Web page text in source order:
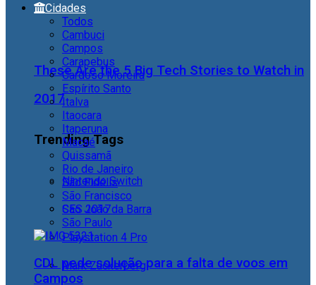
These Are the 5 Big Tech Stories to Watch in
2017
Trending Tags
Nintendo Switch
CES 2017
Playstation 4 Pro
Mark Zuckerberg
Cidades
Todos
Cambuci
Campos
Carapebus
Cardoso Moreira
Espírito Santo
Italva
Itaocara
Itaperuna
Macaé
Quissamã
Rio de Janeiro
São Fidélis
São Francisco
São João da Barra
São Paulo
CDL pede solução para a falta de voos em
Campos